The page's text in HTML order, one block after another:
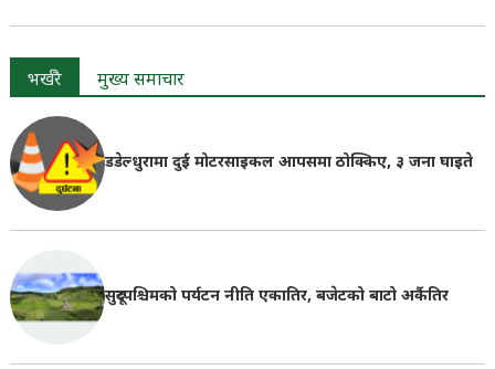
भर्खरै मुख्य समाचार
डडेल्धुरामा दुई मोटरसाइकल आपसमा ठोक्किए, ३ जना घाइते
सुदूरपश्चिमको पर्यटन नीति एकातिर, बजेटको बाटो अर्कैतिर